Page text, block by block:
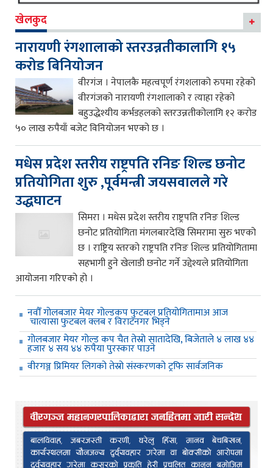
खेलकुद
नारायणी रंगशालाको स्तरउन्नतीकालागि १५
करोड बिनियोजन
वीरगंज । नेपालकै महत्वपूर्ण रंगशलाको रुपमा रहेको
वीरगंजको नारायणी रंगशालाको र त्याहा रहेको
बहुउद्धेश्यीय कर्भडहलको स्तरउन्नतीकोलागि १२ करोड
५० लाख रुपैयाँ बजेट विनियोजन भएको छ ।
मधेस प्रदेश स्तरीय राष्ट्रपति रनिङ शिल्ड छनोट
प्रतियोगिता शुरु ,पूर्वमन्त्री जयसवालले गरे
उद्धघाटन
सिमरा । मधेस प्रदेश स्तरीय राष्ट्रपति रनिङ शिल्ड
छनोट प्रतियोगिता मंगलबारदेखि सिमरामा सुरु भएको
छ । राष्ट्रिय स्तरको राष्ट्रपति रनिङ शिल्ड प्रतियोगितामा
सहभागी हुने खेलाडी छनोट गर्ने उद्देश्यले प्रतियोगिता
आयोजना गरिएको हो ।
नवौँ गोलबजार मेयर गोल्डकप फुटबल प्रतियोगितामाअ आज
चात्यासा फुटबल क्लब र विराटनगर भिड्ने
गोलबजार मेयर गोल्ड कप चैत तेस्रो सातादेखि, बिजेताले ४ लाख ४४
हजार ४ सय ४४ रुपैया पुरस्कार पाउने
वीरगञ्ज प्रिमियर लिगको तेस्रो संस्करणको ट्रफि सार्वजनिक